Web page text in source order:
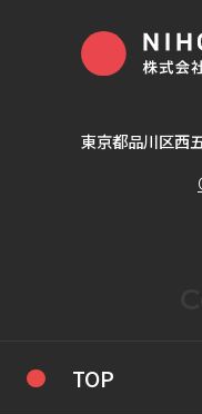
東京都品川区西
TOP